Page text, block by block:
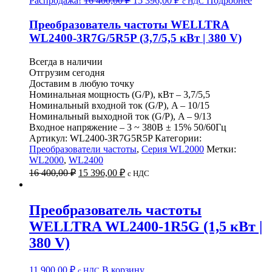
составляла
16
400,00 ₽.
цена:
15
396,00 ₽.
Преобразователь частоты WELLTRA
WL2400-3R7G/5R5P (3,7/5,5 кВт | 380 V)
Всегда в наличии
Отгрузим сегодня
Доставим в любую точку
Номинальная мощность (G/P), кВт – 3,7/5,5
Номинальный входной ток (G/P), A – 10/15
Номинальный выходной ток (G/P), A – 9/13
Входное напряжение – 3 ~ 380B ± 15% 50/60Гц
Артикул: WL2400-3R7G5R5P Категории:
Преобразователи частоты, Серия WL2000 Метки:
WL2000, WL2400
16 400,00₽ Первоначальная
400,00 ₽.
15 396,00 ₽Текущая
цена:
c НДС
Преобразователь частоты
WELLTRA WL2400-1R5G (1,5 кВт |
380 V)